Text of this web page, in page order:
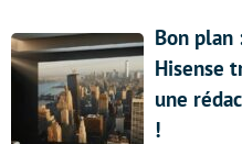
Bon plan
Hisense
une
!